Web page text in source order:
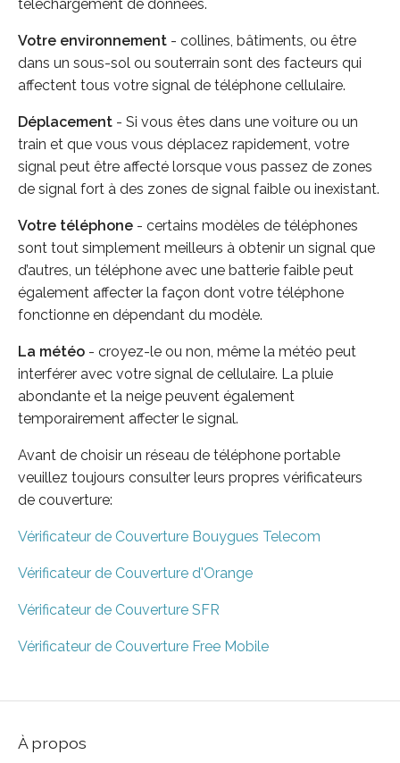
téléchargement de données.
Votre environnement - collines, bâtiments, ou être
dans un sous-sol ou souterrain sont des facteurs qui
affectent tous votre signal de téléphone cellulaire.
Déplacement - Si vous êtes dans une voiture ou un
train et que vous vous déplacez rapidement, votre
signal peut être affecté lorsque vous passez de zones
de signal fort à des zones de signal faible ou inexistant.
Votre téléphone - certains modèles de téléphones
sont tout simplement meilleurs à obtenir un signal que
d’autres, un téléphone avec une batterie faible peut
également affecter la façon dont votre téléphone
fonctionne en dépendant du modèle.
La météo - croyez-le ou non, même la météo peut
interférer avec votre signal de cellulaire. La pluie
abondante et la neige peuvent également
temporairement affecter le signal.
Avant de choisir un réseau de téléphone portable
veuillez toujours consulter leurs propres vérificateurs
de couverture:
Vérificateur de Couverture Bouygues Telecom
Vérificateur de Couverture d'Orange
Vérificateur de Couverture SFR
Vérificateur de Couverture Free Mobile
À propos